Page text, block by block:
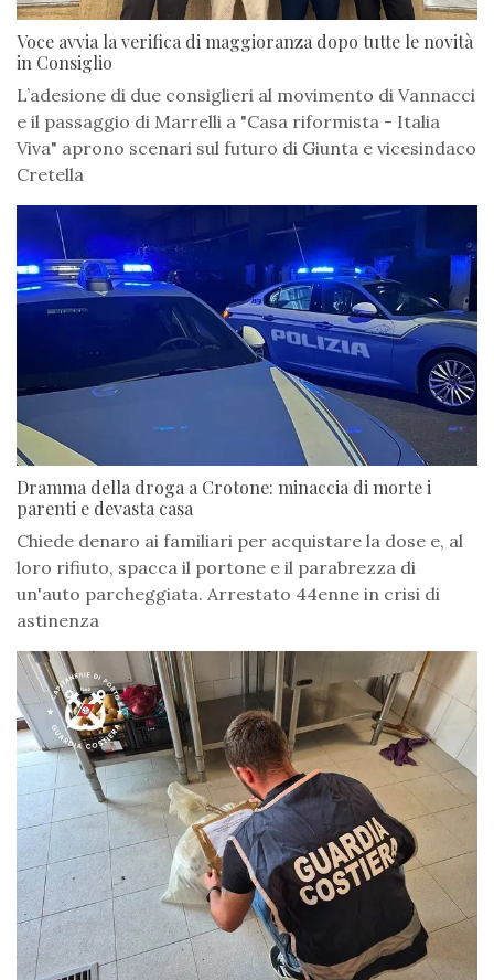
Voce avvia la verifica di maggioranza dopo tutte le novità
in Consiglio
L’adesione di due consiglieri al movimento di Vannacci
e il passaggio di Marrelli a "Casa riformista - Italia
Viva" aprono scenari sul futuro di Giunta e vicesindaco
Cretella
Dramma della droga a Crotone: minaccia di morte i
parenti e devasta casa
Chiede denaro ai familiari per acquistare la dose e, al
loro rifiuto, spacca il portone e il parabrezza di
un'auto parcheggiata. Arrestato 44enne in crisi di
astinenza